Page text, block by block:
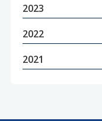
2023
2022
2021